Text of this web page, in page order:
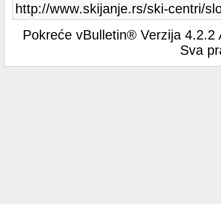
http://www.skijanje.rs/ski-centri/
Pokreće vBulletin® Verzija
Sva